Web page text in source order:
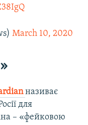
March 10, 2020
називає
для
– «фейковою